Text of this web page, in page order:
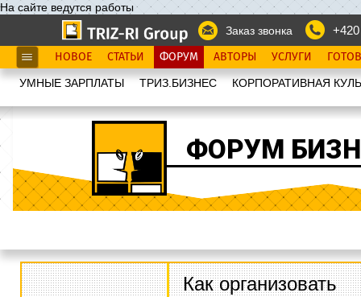
На сайте ведутся работы
Заказ звонка
НОВОЕ СТАТЬИ ФОРУМ АВТОРЫ УСЛУГИ
УМНЫЕ ЗАРПЛАТЫ ТРИЗ.БИЗНЕС КОРПОРАТИВНАЯ
ФОРУМ
Как организовать